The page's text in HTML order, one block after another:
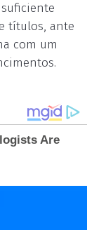
títulos, ante
com um